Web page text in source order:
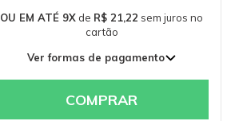
OU EM ATÉ 9X de R$ 21,22 sem juros no
cartão
Ver formas de pagamento
2x de R$ 95,48 sem juros
COMPRAR